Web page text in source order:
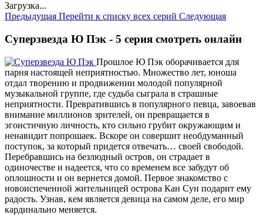
Загрузка...
Предыдущая Перейти к списку всех серий Следующая
Суперзвезда Ю Пэк - 5 серия смотреть онлайн
Прошлое Ю Пэк оборачивается для
парня настоящей неприятностью. Множество лет, юноша
отдал творению и продвижении молодой популярной
музыкальной группе, где судьба сыграла в страшные
неприятности. Превратившись в популярного певца, завоевав
внимание миллионов зрителей, он превращается в
эгоистичную личность, кто сильно грубит окружающим и
ненавидит попрошаек. Вскоре он совершит необдуманный
поступок, за который придется отвечать… своей свободой.
Перебравшись на безлюдный остров, он страдает в
одиночестве и надеется, что со временем все забудут об
оплошности и он вернется домой. Первое знакомство с
новоиспеченной жительницей острова Кан Сун подарит ему
радость. Узнав, кем является девица на самом деле, его мир
кардинально меняется.